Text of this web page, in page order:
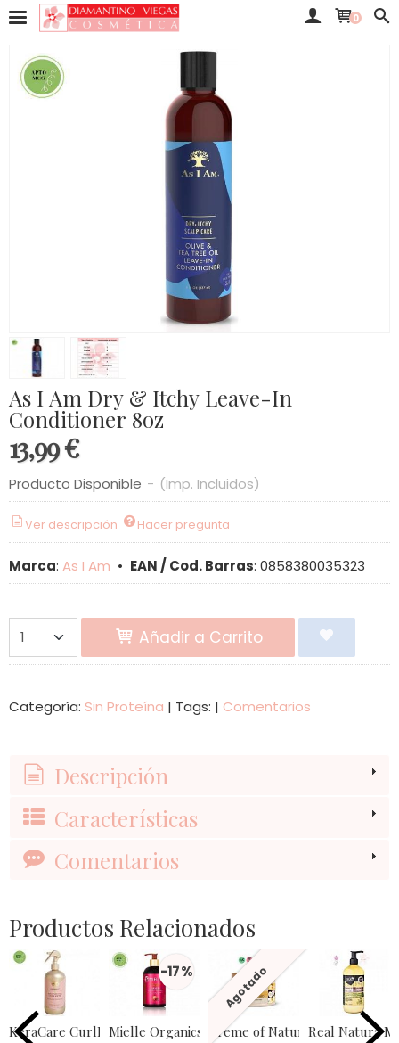
0
As I Am Dry & Itchy Leave-In
Conditioner 8oz
13,99 €
Producto Disponible - (Imp. Incluidos)
Ver descripción Hacer pregunta
Marca: As I Am • EAN / Cod. Barras: 0858380035323
Añadir a Carrito
Categoría: Sin Proteína | Tags: | Comentarios
Descripción
Características
Comentarios
Productos Relacionados
KeraCare CurlEssence Moist CoCo...
-17 %
Mielle Organics Pomegranate & Honey...
Agotado
Creme of Nature Pure Honey
Real Natura